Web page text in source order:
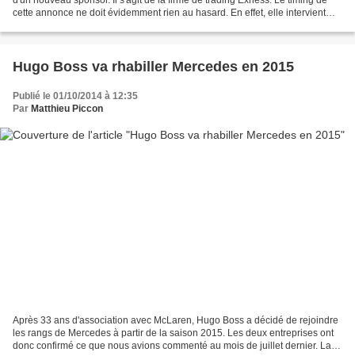
cette annonce ne doit évidemment rien au hasard. En effet, elle intervient
Hugo Boss va rhabiller Mercedes en 2015
Publié le 01/10/2014 à 12:35
Par Matthieu Piccon
Après 33 ans d'association avec McLaren, Hugo Boss a décidé de rejoindre
les rangs de Mercedes à partir de la saison 2015. Les deux entreprises ont
donc confirmé ce que nous avions commenté au mois de juillet dernier. La